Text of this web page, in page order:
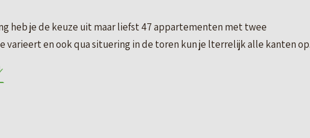
heb je de keuze uit maar liefst 47 appartementen met twee
varieert en ook qua situering in de toren kun je lterrelijk alle kanten op.
of dakterras.